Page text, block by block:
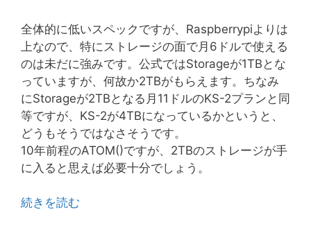
全体的に低いスペックですが、Raspberrypiよりは
上なので、特にストレージの面で月6ドルで使える
のは未だに強みです。公式ではStorageが1TBとな
っていますが、何故か2TBがもらえます。ちなみ
にStorageが2TBとなる月11ドルのKS-2プランと同
等ですが、KS-2が4TBになっているかというと、
どうもそうではなさそうです。
10年前程のATOM()ですが、2TBのストレージが手
に入ると思えば必要十分でしょう。
続きを読む